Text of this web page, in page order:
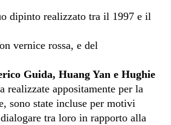
dipinto realizzato tra il 1997 e il
vernice rossa, e del
Guida, Huang Yan e Hughie
realizzate appositamente per la
sono state incluse per motivi
tra loro in rapporto alla